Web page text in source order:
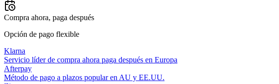
Compra ahora, paga después
Opción de pago flexible
Klarna
Servicio líder de compra ahora paga después en Europa
Afterpay
Método de pago a plazos popular en AU y EE.UU.